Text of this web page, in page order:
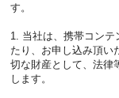
す。
1. 当社は、携帯コン
たり、お申し込み頂い
切な財産として、法律
します。